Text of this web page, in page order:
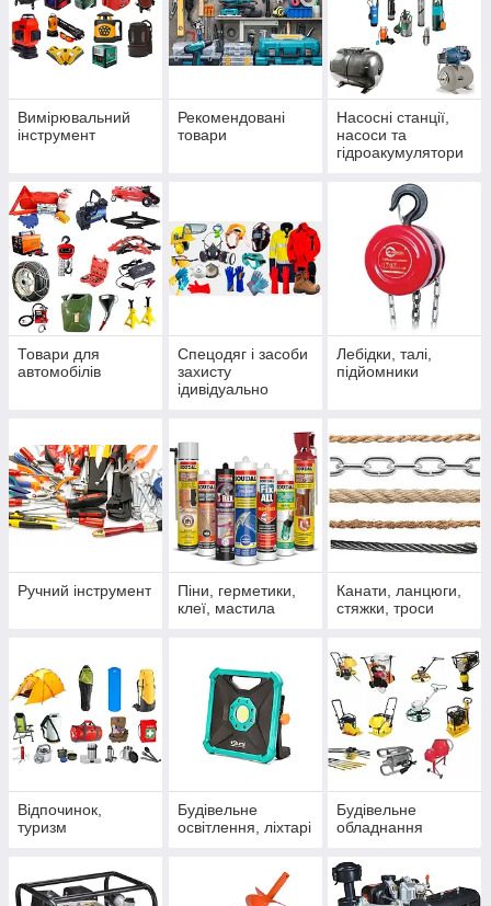
Вимірювальний
інструмент
Рекомендовані
товари
Насосні станції,
насоси та
гідроакумулятори
Товари для
автомобілів
Спецодяг і засоби
захисту
ідивідуально
Лебідки, талі,
підйомники
Ручний інструмент
Піни, герметики,
клеї, мастила
Канати, ланцюги,
стяжки, троси
Відпочинок,
туризм
Будівельне
освітлення, ліхтарі
Будівельне
обладнання